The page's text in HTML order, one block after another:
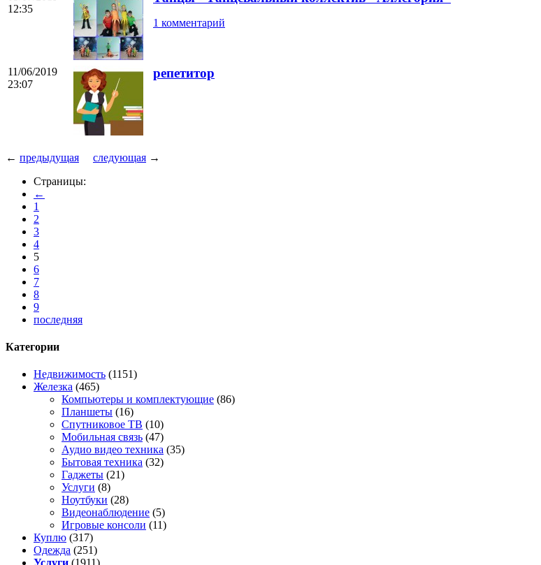
12:35
1 комментарий
11/06/2019
23:07
репетитор
← предыдущая следующая →
Страницы:
←
1
2
3
4
5
6
7
8
9
последняя
Категории
Недвижимость (1151)
Железка (465)
Компьютеры и комплектующие (86)
Планшеты (16)
Спутниковое ТВ (10)
Мобильная связь (47)
Аудио видео техника (35)
Бытовая техника (32)
Гаджеты (21)
Услуги (8)
Ноутбуки (28)
Видеонаблюдение (5)
Игровые консоли (11)
Куплю (317)
Одежда (251)